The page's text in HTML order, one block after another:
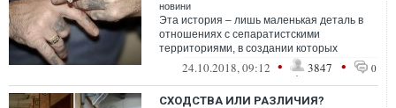
новини
Эта история – лишь маленькая деталь в
отношениях с сепаратистскими
территориями, в создании которых
криминал играл и играет немаловажную
24.10.2018, 09:12 • 3847 • 0
СХОДСТВА ИЛИ РАЗЛИЧИЯ?